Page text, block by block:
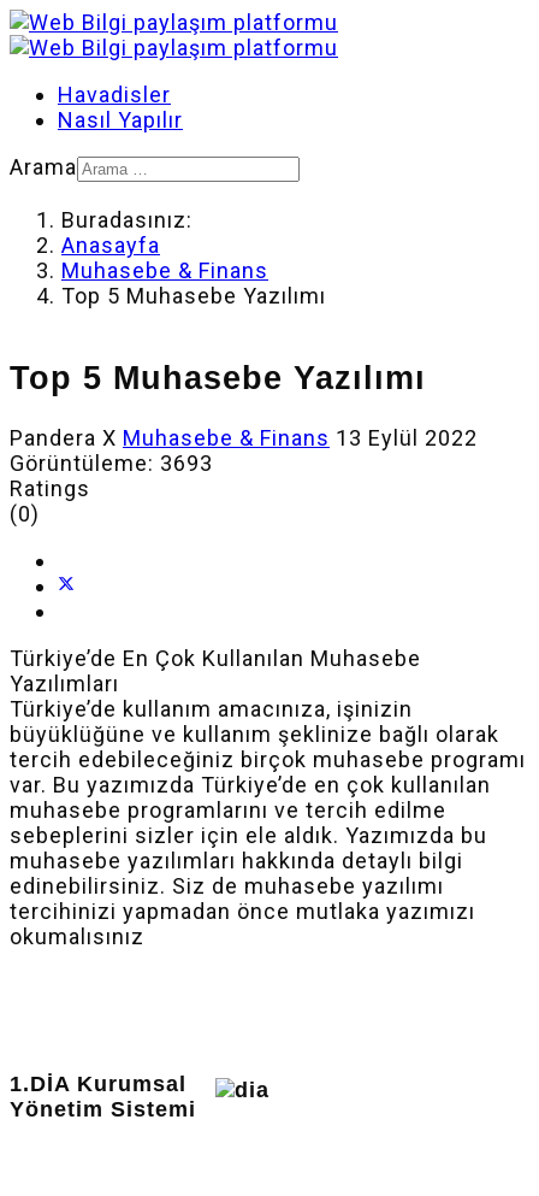
Havadisler
Nasıl Yapılır
Arama
Buradasınız:
Anasayfa
Muhasebe & Finans
Top 5 Muhasebe Yazılımı
Top 5 Muhasebe Yazılımı
Pandera X Muhasebe & Finans 13 Eylül 2022
Görüntüleme: 3693
Ratings
(0)
Türkiye’de En Çok Kullanılan Muhasebe
Yazılımları
Türkiye’de kullanım amacınıza, işinizin
büyüklüğüne ve kullanım şeklinize bağlı olarak
tercih edebileceğiniz birçok muhasebe programı
var. Bu yazımızda Türkiye’de en çok kullanılan
muhasebe programlarını ve tercih edilme
sebeplerini sizler için ele aldık. Yazımızda bu
muhasebe yazılımları hakkında detaylı bilgi
edinebilirsiniz. Siz de muhasebe yazılımı
tercihinizi yapmadan önce mutlaka yazımızı
okumalısınız
1.DİA Kurumsal
Yönetim Sistemi